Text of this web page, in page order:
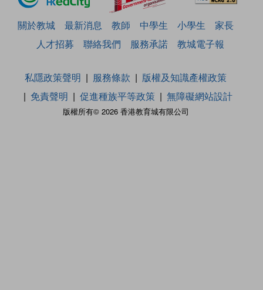
關於教城 最新消息 教師 中學生 小學生
家長
人才招募
聯絡我們 服務承諾 教城電子報
版權所有© 2026 香港教育城有限公司
私隱政策聲明 服務條款
版權及知識產權政策
免責聲明
促進種族平等政策 無障礙網站設計